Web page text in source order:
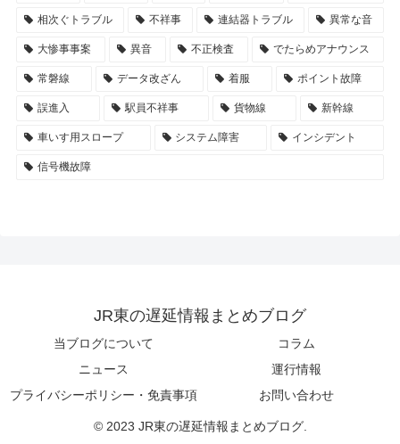
相次ぐトラブル 不祥事 連結器トラブル 異常な音
大惨事事案 異音 不正検査 でたらめアナウンス
常磐線 データ改ざん 着服 ポイント故障
誤進入 駅員不祥事 貨物線 新幹線
車いす用スロープ システム障害 インシデント
信号機故障
JR東の遅延情報まとめブログ
当ブログについて
コラム
ニュース
運行情報
プライバシーポリシー・免責事項
お問い合わせ
© 2023 JR東の遅延情報まとめブログ.